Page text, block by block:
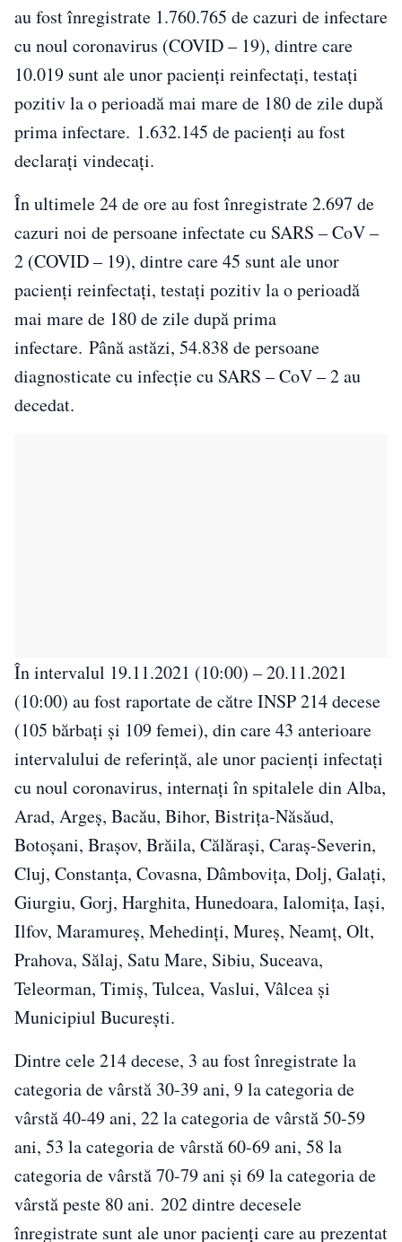
au fost înregistrate 1.760.765 de cazuri de infectare
cu noul coronavirus (COVID – 19), dintre care
10.019 sunt ale unor pacienți reinfectați, testați
pozitiv la o perioadă mai mare de 180 de zile după
prima infectare. 1.632.145 de pacienți au fost
declarați vindecați.
În ultimele 24 de ore au fost înregistrate 2.697 de
cazuri noi de persoane infectate cu SARS – CoV –
2 (COVID – 19), dintre care 45 sunt ale unor
pacienți reinfectați, testați pozitiv la o perioadă
mai mare de 180 de zile după prima
infectare. Până astăzi, 54.838 de persoane
diagnosticate cu infecție cu SARS – CoV – 2 au
decedat.
În intervalul 19.11.2021 (10:00) – 20.11.2021
(10:00) au fost raportate de către INSP 214 decese
(105 bărbați și 109 femei), din care 43 anterioare
intervalului de referință, ale unor pacienți infectați
cu noul coronavirus, internați în spitalele din Alba,
Arad, Argeș, Bacău, Bihor, Bistrița-Năsăud,
Botoșani, Brașov, Brăila, Călărași, Caraș-Severin,
Cluj, Constanța, Covasna, Dâmbovița, Dolj, Galați,
Giurgiu, Gorj, Harghita, Hunedoara, Ialomița, Iași,
Ilfov, Maramureș, Mehedinți, Mureș, Neamț, Olt,
Prahova, Sălaj, Satu Mare, Sibiu, Suceava,
Teleorman, Timiș, Tulcea, Vaslui, Vâlcea și
Municipiul București.
Dintre cele 214 decese, 3 au fost înregistrate la
categoria de vârstă 30-39 ani, 9 la categoria de
vârstă 40-49 ani, 22 la categoria de vârstă 50-59
ani, 53 la categoria de vârstă 60-69 ani, 58 la
categoria de vârstă 70-79 ani și 69 la categoria de
vârstă peste 80 ani. 202 dintre decesele
înregistrate sunt ale unor pacienți care au prezentat